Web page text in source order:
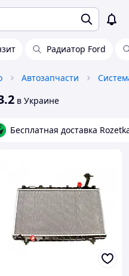
Радиатор Ford
Автозапчасти
в Украине
Бесплатная доставка